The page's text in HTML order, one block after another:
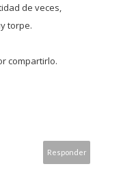
de veces,
torpe.
compartirlo.
Responder